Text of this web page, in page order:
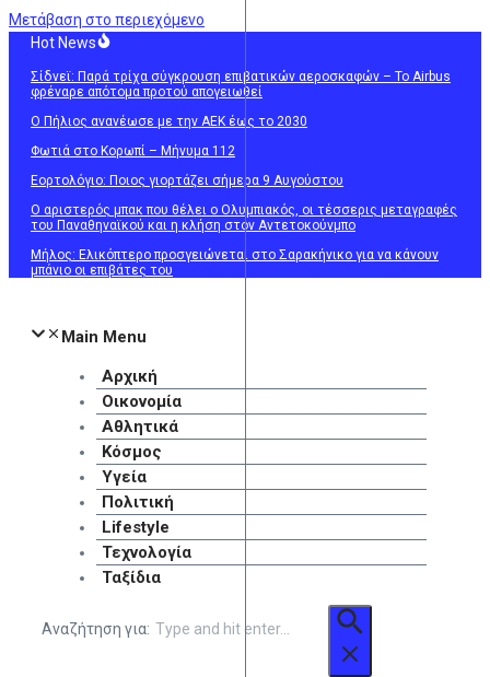
Μετάβαση στο περιεχόμενο
Hot News
Σίδνεϊ: Παρά τρίχα σύγκρουση επιβατικών αεροσκαφών – Το Airbus
φρέναρε απότομα προτού απογειωθεί
O Πήλιος ανανέωσε με την ΑΕΚ έως το 2030
Φωτιά στο Κορωπί – Μήνυμα 112
Εορτολόγιο: Ποιος γιορτάζει σήμερα 9 Αυγούστου
Ο αριστερός μπακ που θέλει ο Ολυμπιακός, οι τέσσερις μεταγραφές
του Παναθηναϊκού και η κλήση στον Αντετοκούνμπο
Μήλος: Ελικόπτερο προσγειώνεται στο Σαρακήνικο για να κάνουν
μπάνιο οι επιβάτες του
Main Menu
Αρχική
Οικονομία
Αθλητικά
Κόσμος
Υγεία
Πολιτική
Lifestyle
Τεχνολογία
Ταξίδια
Αναζήτηση για: